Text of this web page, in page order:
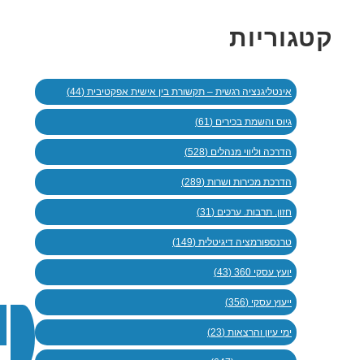
קטגוריות
אינטליגנציה רגשית – תקשורת בין אישית אפקטיבית (44)
גיוס והשמת בכירים (61)
הדרכה וליווי מנהלים (528)
הדרכת מכירות ושרות (289)
חזון. תרבות. ערכים (31)
טרנספורמציה דיגיטלית (149)
יועץ עסקי 360 (43)
ייעוץ עסקי (356)
ימי עיון והרצאות (23)